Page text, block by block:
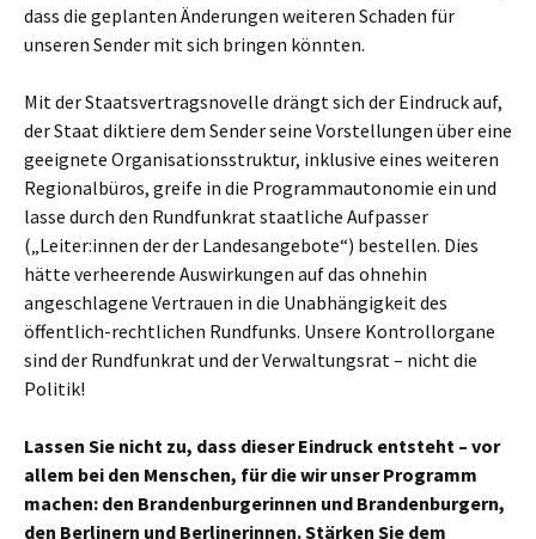
dass die geplanten Änderungen weiteren Schaden für
unseren Sender mit sich bringen könnten.
Mit der Staatsvertragsnovelle drängt sich der Eindruck auf,
der Staat diktiere dem Sender seine Vorstellungen über eine
geeignete Organisationsstruktur, inklusive eines weiteren
Regionalbüros, greife in die Programmautonomie ein und
lasse durch den Rundfunkrat staatliche Aufpasser
(„Leiter:innen der der Landesangebote“) bestellen. Dies
hätte verheerende Auswirkungen auf das ohnehin
angeschlagene Vertrauen in die Unabhängigkeit des
öffentlich-rechtlichen Rundfunks. Unsere Kontrollorgane
sind der Rundfunkrat und der Verwaltungsrat – nicht die
Politik!
Lassen Sie nicht zu, dass dieser Eindruck entsteht – vor
allem bei den Menschen, für die wir unser Programm
machen: den Brandenburgerinnen und Brandenburgern,
den Berlinern und Berlinerinnen. Stärken Sie dem